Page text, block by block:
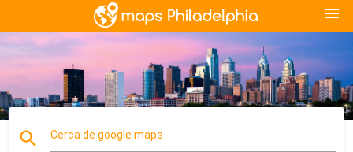
menu
search Cerca de google maps